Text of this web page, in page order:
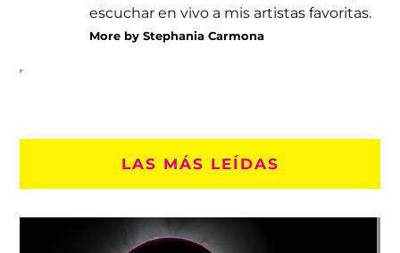
escuchar en vivo a mis artistas favoritas.
More by Stephania Carmona
LAS MÁS LEÍDAS